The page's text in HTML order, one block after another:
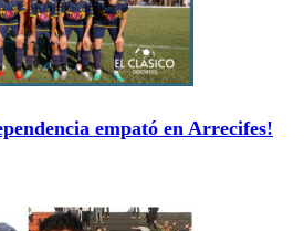
empató en Arrecifes!